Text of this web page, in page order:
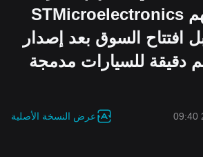
｜ارتفعت أسهم STMicroelectronics
قبل افتتاح السوق بعد إصدار
دقيقة للسيارات مدمجة
عرض النسخة الأصلية